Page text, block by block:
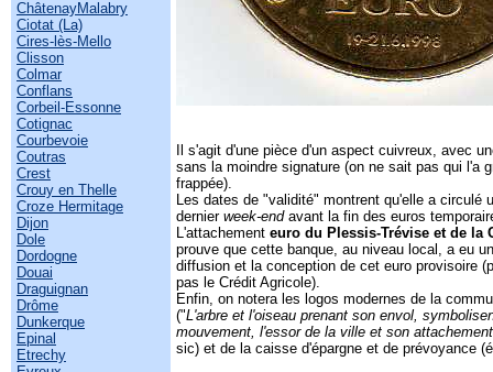
ChâtenayMalabry
Ciotat (La)
Cires-lès-Mello
Clisson
Colmar
Conflans
Corbeil-Essonne
Cotignac
Courbevoie
Coutras
Crest
Crouy en Thelle
Croze Hermitage
Dijon
Dole
Dordogne
Douai
Draguignan
Drôme
Dunkerque
Epinal
Etrechy
Il s'agit d'une pièce d'un aspect cuivreux, avec
sans la moindre signature (on ne sait pas qui l'a
frappée).
Les dates de "validité" montrent qu'elle a circulé
dernier week-endavant la fin des euros
L'attachement euro du Plessis-Trévise et de la
prouve que cette banque, au niveau local, a eu
diffusion et la conception de cet euro provisoire
pas le Crédit Agricole).
Enfin, on notera les logos modernes de la
("L'arbre et l'oiseau prenant son envol,
mouvement, l'essor de la ville et son
sic) et de la caisse d'épargne et de prévoyance